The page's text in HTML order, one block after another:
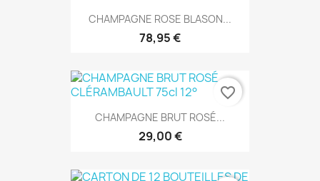
CHAMPAGNE ROSE BLASON...
78,95 €
CHAMPAGNE BRUT ROSÉ...
29,00 €
favorite_border